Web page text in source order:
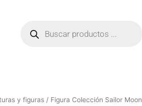
productos
y figuras / Figura Colección Sailor Moon